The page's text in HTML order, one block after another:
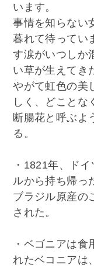
います。
事情を知らない
暮れて待ってい
す涙がいつしか
い草が生えてき
やがて虹色の美
しく、どことな
断腸花と呼ぶよ
る。
・1821年、ド
ルから持ち帰っ
ブラジル原産の
された。
・ベゴニアは食
れたベコニアは